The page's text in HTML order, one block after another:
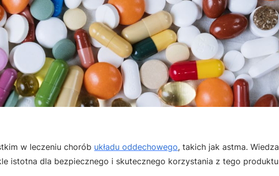
w leczeniu chorób układu oddechowego, takich jak astma. Wiedza
istotna dla bezpiecznego i skutecznego korzystania z tego produktu